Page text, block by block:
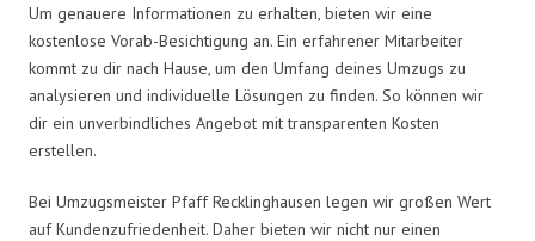
Um genauere Informationen zu erhalten, bieten wir eine
kostenlose Vorab-Besichtigung an. Ein erfahrener Mitarbeiter
kommt zu dir nach Hause, um den Umfang deines Umzugs zu
analysieren und individuelle Lösungen zu finden. So können wir
dir ein unverbindliches Angebot mit transparenten Kosten
erstellen.
Bei Umzugsmeister Pfaff Recklinghausen legen wir großen Wert
auf Kundenzufriedenheit. Daher bieten wir nicht nur einen